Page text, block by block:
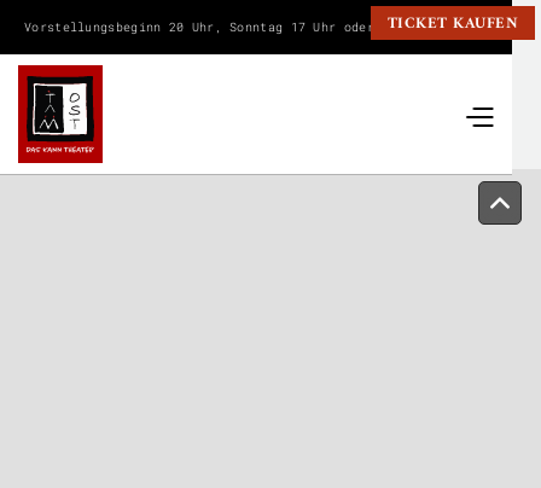
Vorstellungsbeginn 20 Uhr, Sonntag 17 Uhr oder wie angegeben.
TICKET KAUFEN